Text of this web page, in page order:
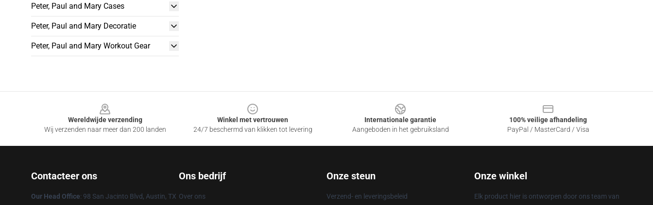
Peter, Paul and Mary Cases
Peter, Paul and Mary Decoratie
Peter, Paul and Mary Workout Gear
Wereldwijde verzending
Wij verzenden naar meer dan 200 landen
Winkel met vertrouwen
24/7 beschermd van klikken tot levering
Internationale garantie
Aangeboden in het gebruiksland
100% veilige afhandeling
PayPal / MasterCard / Visa
Contacteer ons
Our Head Office: 98 San Jacinto Blvd, Austin, TX
Ons bedrijf
Over ons
Onze steun
Verzend- en leveringsbeleid
Onze winkel
Elk product hier is ontworpen door ons team van